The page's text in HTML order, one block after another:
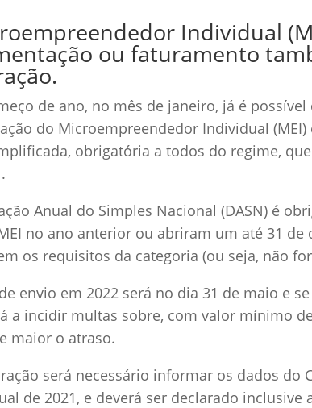
Individual
ou faturamento
de ano, no mês de janeiro, já é
do Microempreendedor Individual (MEI)
obrigatória a todos do regime,
Anual do Simples Nacional (DASN) é
no ano anterior ou abriram um até 31 de
os requisitos da categoria (ou seja, não
envio em 2022 será no dia 31 de maio e
a incidir multas sobre, com valor mínimo
maior o atraso.
será necessário informar os dados do
de 2021, e deverá ser declarado inclusive